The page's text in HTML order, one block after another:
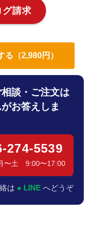
請求
（2,980円）
談・ご注文は
お答えしま
274-5539
〜土 9:00〜17:00
は ● LINE へどうぞ